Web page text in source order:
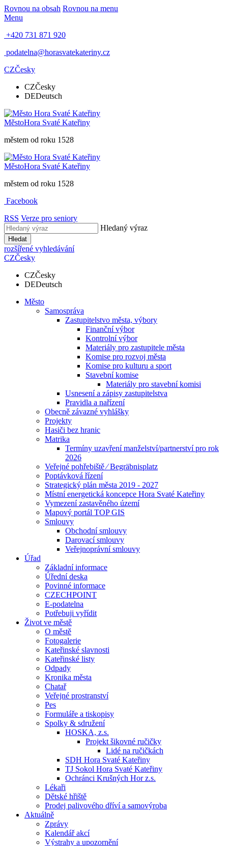
Rovnou na obsah Rovnou na menu
Menu
+420 731 871 920
podatelna@horasvatekateriny.cz
CZČesky
CZČesky
DEDeutsch
MěstoHora Svaté Kateřiny
městem od roku 1528
MěstoHora Svaté Kateřiny
městem od roku 1528
Facebook
RSS Verze pro seniory
Hledaný výraz
Hledat
rozšířené vyhledávání
CZČesky
CZČesky
DEDeutsch
Město
Samospráva
Zastupitelstvo města, výbory
Finanční výbor
Kontrolní výbor
Materiály pro zastupitele města
Komise pro rozvoj města
Komise pro kulturu a sport
Stavební komise
Materiály pro stavební komisi
Usnesení a zápisy zastupitelstva
Pravidla a nařízení
Obecně závazné vyhlášky
Projekty
Hasiči bez hranic
Matrika
Termíny uzavření manželství/partnerství pro rok
2026
Veřejné pohřebiště ⁄ Begräbnisplatz
Poptávková řízení
Strategický plán města 2019 - 2027
Místní energetická koncepce Hora Svaté Kateřiny
Vymezení zastavěného území
Mapový portál TOP GIS
Smlouvy
Obchodní smlouvy
Darovací smlouvy
Veřejnoprávní smlouvy
Úřad
Základní informace
Úřední deska
Povinné informace
CZECHPOINT
E-podatelna
Potřebuji vyřídit
Život ve městě
O městě
Fotogalerie
Kateřinské slavnosti
Kateřinské listy
Odpady
Kronika města
Chatař
Veřejné prostranství
Pes
Formuláře a tiskopisy
Spolky & sdružení
HOSKA, z.s.
Projekt šikovné ručičky
Lidé na ručičkách
SDH Hora Svaté Kateřiny
TJ Sokol Hora Svaté Kateřiny
Ochránci Krušných Hor z.s.
Lékaři
Dětské hřiště
Prodej palivového dříví a samovýroba
Aktuálně
Zprávy
Kalendář akcí
Výstrahy a upozornění